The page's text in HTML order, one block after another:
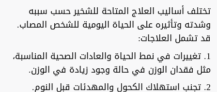
تختلف أساليب العلاج المتاحة للشخير حسب سببه
وشدته وتأثيره على الحياة اليومية للشخص المصاب.
قد تشمل العلاجات:
1. تغييرات في نمط الحياة والعادات الصحية المناسبة،
مثل فقدان الوزن في حالة وجود زيادة في الوزن.
2. تجنب استهلاك الكحول والمهدئات قبل النوم.